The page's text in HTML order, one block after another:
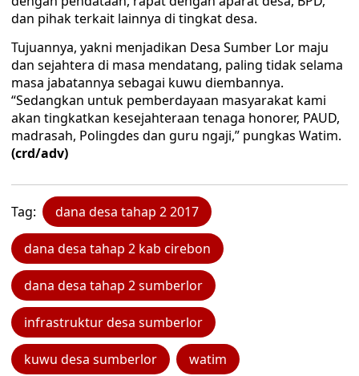
dan pihak terkait lainnya di tingkat desa.
Tujuannya, yakni menjadikan Desa Sumber Lor maju
dan sejahtera di masa mendatang, paling tidak selama
masa jabatannya sebagai kuwu diembannya.
“Sedangkan untuk pemberdayaan masyarakat kami
akan tingkatkan kesejahteraan tenaga honorer, PAUD,
madrasah, Polingdes dan guru ngaji,” pungkas Watim.
(crd/adv)
Tag: dana desa tahap 2 2017
dana desa tahap 2 kab cirebon
dana desa tahap 2 sumberlor
infrastruktur desa sumberlor
kuwu desa sumberlor watim